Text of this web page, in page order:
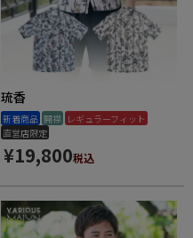
琉香
新着商品 開襟 レギュラーフィット
直営店限定
¥19,800税込